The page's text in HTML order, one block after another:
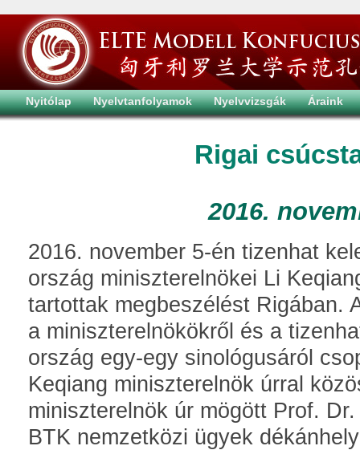
Nyitólap Nyelvtanfolyamok Nyelvvizsgák Áraink
Rigai
2016.
2016. november 5-én tizenhat
ország miniszterelnökei Li
tartottak megbeszélést Rigában.
a miniszterelnökökről és a
ország egy-egy sinológusáról
Keqiang miniszterelnök úrral
miniszterelnök úr mögött Prof.
BTK nemzetközi ügyek